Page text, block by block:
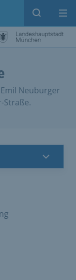
Suche
Neuburger
Straße.